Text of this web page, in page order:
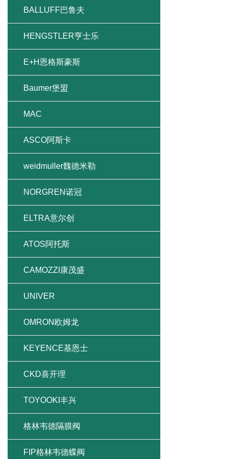
BALLUFF巴鲁夫
HENGSTLER亨士乐
E+H恩格斯豪斯
Baumer堡盟
MAC
ASCO阿斯卡
weidmuller魏德米勒
NORGREN诺冠
ELTRA意尔创
ATOS阿托斯
CAMOZZI康茂盛
UNIVER
OMRON欧姆龙
KEYENCE基恩士
CKD喜开理
TOYOOKI丰兴
格林韦德隔膜阀
FIP格林韦德蝶阀